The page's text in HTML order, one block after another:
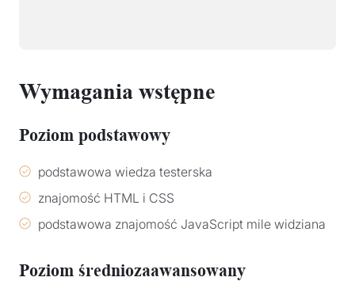
Wymagania wstępne
Poziom podstawowy
podstawowa wiedza testerska
znajomość HTML i CSS
podstawowa znajomość JavaScript mile widziana
Poziom średniozaawansowany